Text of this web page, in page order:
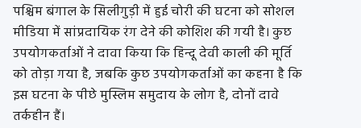
पश्चिम बंगाल के सिलीगुड़ी में हुई चोरी की घटना को सोशल
मीडिया में सांप्रदायिक रंग देने की कोशिश की गयी है। कुछ
उपयोगकर्ताओं ने दावा किया कि हिन्दू देवी काली की मूर्ति
को तोड़ा गया है, जबकि कुछ उपयोगकर्ताओं का कहना है कि
इस घटना के पीछे मुस्लिम समुदाय के लोग है, दोनों दावे
तर्कहीन हैं।